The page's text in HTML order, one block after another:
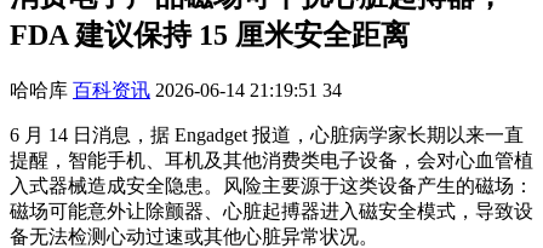
FDA 建议保持 15 厘米安全距离
哈哈库 百科资讯 2026-06-14 21:19:51 34
6 月 14 日消息，据 Engadget 报道，心脏病学家长期以来一直
提醒，智能手机、耳机及其他消费类电子设备，会对心血管植
入式器械造成安全隐患。风险主要源于这类设备产生的磁场：
磁场可能意外让除颤器、心脏起搏器进入磁安全模式，导致设
备无法检测心动过速或其他心脏异常状况。